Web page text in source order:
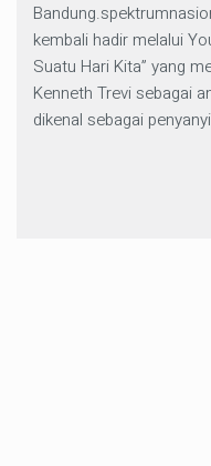
kembali hadir melalui
Suatu Hari Kita” yang
Kenneth Trevi sebagai
dikenal sebagai